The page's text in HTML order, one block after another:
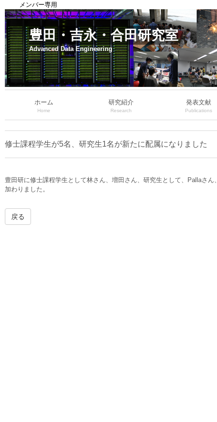
メンバー専用
豊田・吉永・合田研究室
Advanced Data Engineering
ホーム
Home
研究紹介
Research
発表文献
Publications
修士課程学生が5名、研究生1名が新たに配属になりました
豊田研に修士課程学生として林さん、増田さん、研究生として、Pallaさ
加わりました。
戻る